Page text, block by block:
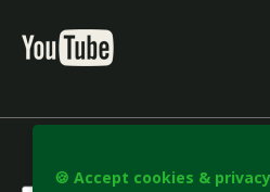
🍪 Accept cookies &